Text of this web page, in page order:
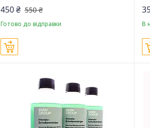
450 ₴ 550 ₴
Готово до відправки В